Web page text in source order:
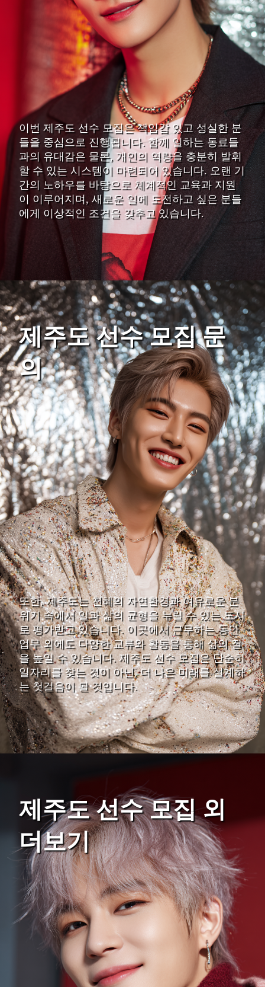
이번 제주도 선수 모집은 책임감 있고 성실한 분
들을 중심으로 진행됩니다. 함께 일하는 동료들
과의 유대감은 물론, 개인의 역량을 충분히 발휘
할 수 있는 시스템이 마련되어 있습니다. 오랜 기
간의 노하우를 바탕으로 체계적인 교육과 지원
이 이루어지며, 새로운 일에 도전하고 싶은 분들
에게 이상적인 조건을 갖추고 있습니다.
제주도 선수 모집 문
의
또한, 제주도는 천혜의 자연환경과 여유로운 분
위기 속에서 일과 삶의 균형을 누릴 수 있는 도시
로 평가받고 있습니다. 이곳에서 근무하는 동안
업무 외에도 다양한 교류와 활동을 통해 삶의 질
을 높일 수 있습니다. 제주도 선수 모집은 단순히
일자리를 찾는 것이 아닌, 더 나은 미래를 설계하
는 첫걸음이 될 것입니다.
제주도 선수 모집 외
더보기